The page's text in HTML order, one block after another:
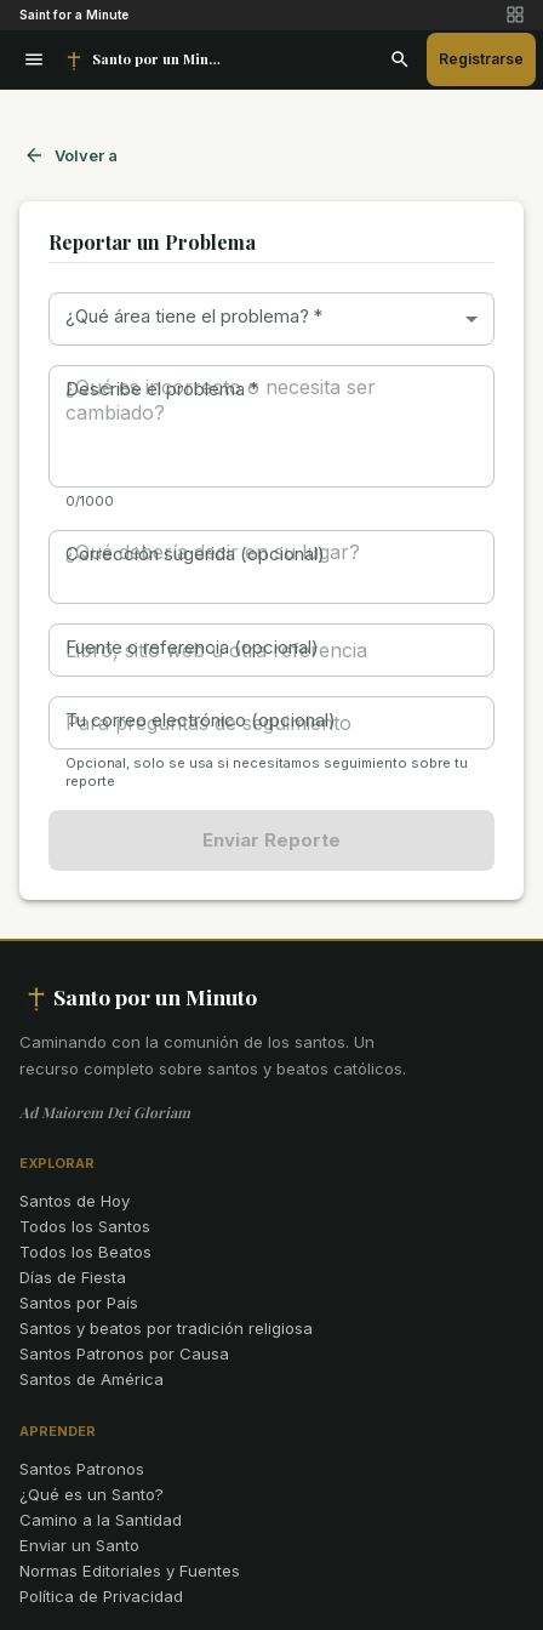
Saint for a Minute
Santo por un Minuto Registrarse
Volver a
Reportar un Problema
¿Qué área tiene el problema? *
Describe el problema *
0/1000
Corrección sugerida (opcional)
Fuente o referencia (opcional)
Tu correo electrónico (opcional)
Opcional, solo se usa si necesitamos seguimiento sobre tu
reporte
Enviar Reporte
Santo por un Minuto
Caminando con la comunión de los santos. Un
recurso completo sobre santos y beatos católicos.
Ad Maiorem Dei Gloriam
EXPLORAR
Santos de Hoy
Todos los Santos
Todos los Beatos
Días de Fiesta
Santos por País
Santos y beatos por tradición religiosa
Santos Patronos por Causa
Santos de América
APRENDER
Santos Patronos
¿Qué es un Santo?
Camino a la Santidad
Enviar un Santo
Normas Editoriales y Fuentes
Política de Privacidad